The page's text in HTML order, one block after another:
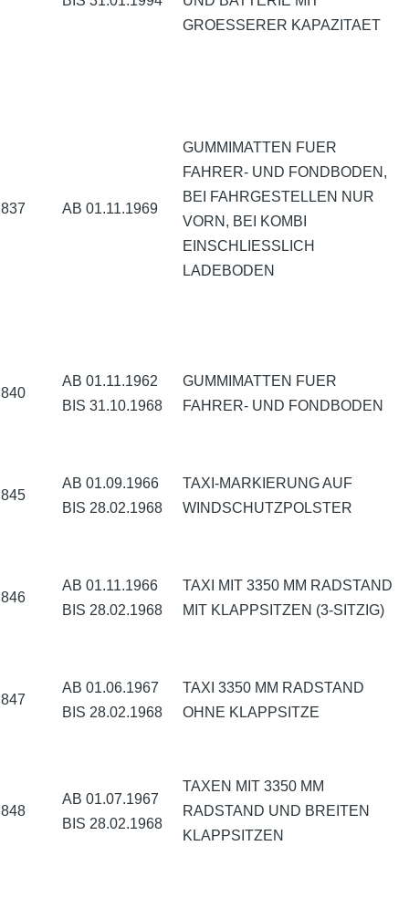
GROESSERER KAPAZITAET
837 AB 01.11.1969
GUMMIMATTEN FUER
FAHRER- UND FONDBODEN,
BEI FAHRGESTELLEN NUR
VORN, BEI KOMBI
EINSCHLIESSLICH
LADEBODEN
840
AB 01.11.1962
BIS 31.10.1968
GUMMIMATTEN FUER
FAHRER- UND FONDBODEN
845
AB 01.09.1966
BIS 28.02.1968
TAXI-MARKIERUNG AUF
WINDSCHUTZPOLSTER
846
AB 01.11.1966
BIS 28.02.1968
TAXI MIT 3350 MM RADSTAND
MIT KLAPPSITZEN (3-SITZIG)
847
AB 01.06.1967
BIS 28.02.1968
TAXI 3350 MM RADSTAND
OHNE KLAPPSITZE
848
AB 01.07.1967
BIS 28.02.1968
TAXEN MIT 3350 MM
RADSTAND UND BREITEN
KLAPPSITZEN